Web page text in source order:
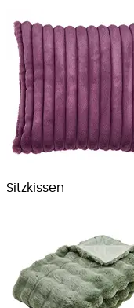
Sitzkissen